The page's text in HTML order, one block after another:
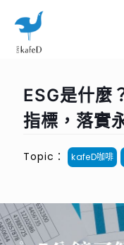
ESG是什麼
指標，落實
Topic： kafeD咖啡